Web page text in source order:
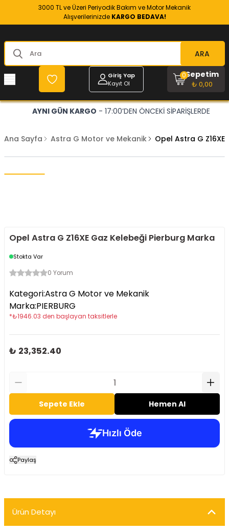
3000 TL ve Üzeri Periyodik Bakım ve Motor Mekanik
Alışverilerinizde KARGO BEDAVA!
ARA
Giriş Yap
Kayıt Ol
Sepetim
₺ 0,00
0
AYNI GÜN KARGO - 17:00’DEN ÖNCEKİ SİPARİŞLERDE
Ana Sayfa Astra G Motor ve Mekanik Opel Astra G
Opel Astra G Z16XE Gaz Kelebeği Pierburg Marka
Stokta Var
0 Yorum
Kategori:Astra G Motor ve Mekanik
Marka:PIERBURG
*₺1946.03 den başlayan taksitlerle
₺ 23,352.40
Sepete Ekle Hemen Al
Paylaş
Ürün Detayı